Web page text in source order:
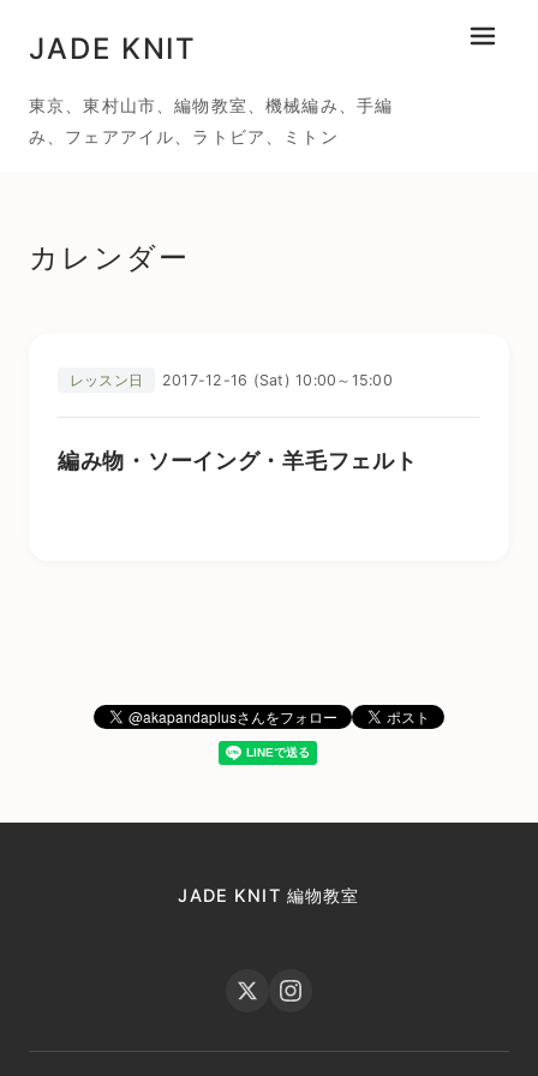
JADE KNIT
東京、東村山市、編物教室、機械編み、手編
み、フェアアイル、ラトビア、ミトン
メニュ
カレンダー
レッスン日 2017-12-16 (Sat) 10:00～15:00
編み物・ソーイング・羊毛フェルト
JADE KNIT 編物教室